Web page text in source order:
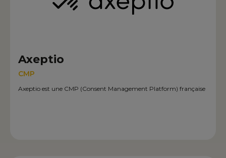
Axeptio
CMP
Axeptio est une CMP (Consent Management Platform) française